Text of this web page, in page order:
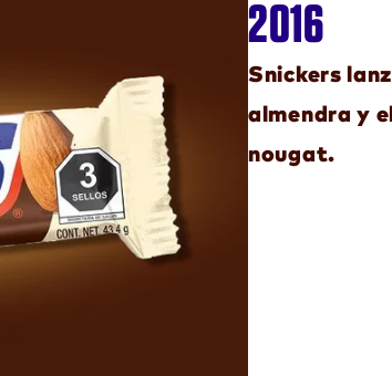
2016
Snickers
almendra y
nougat.